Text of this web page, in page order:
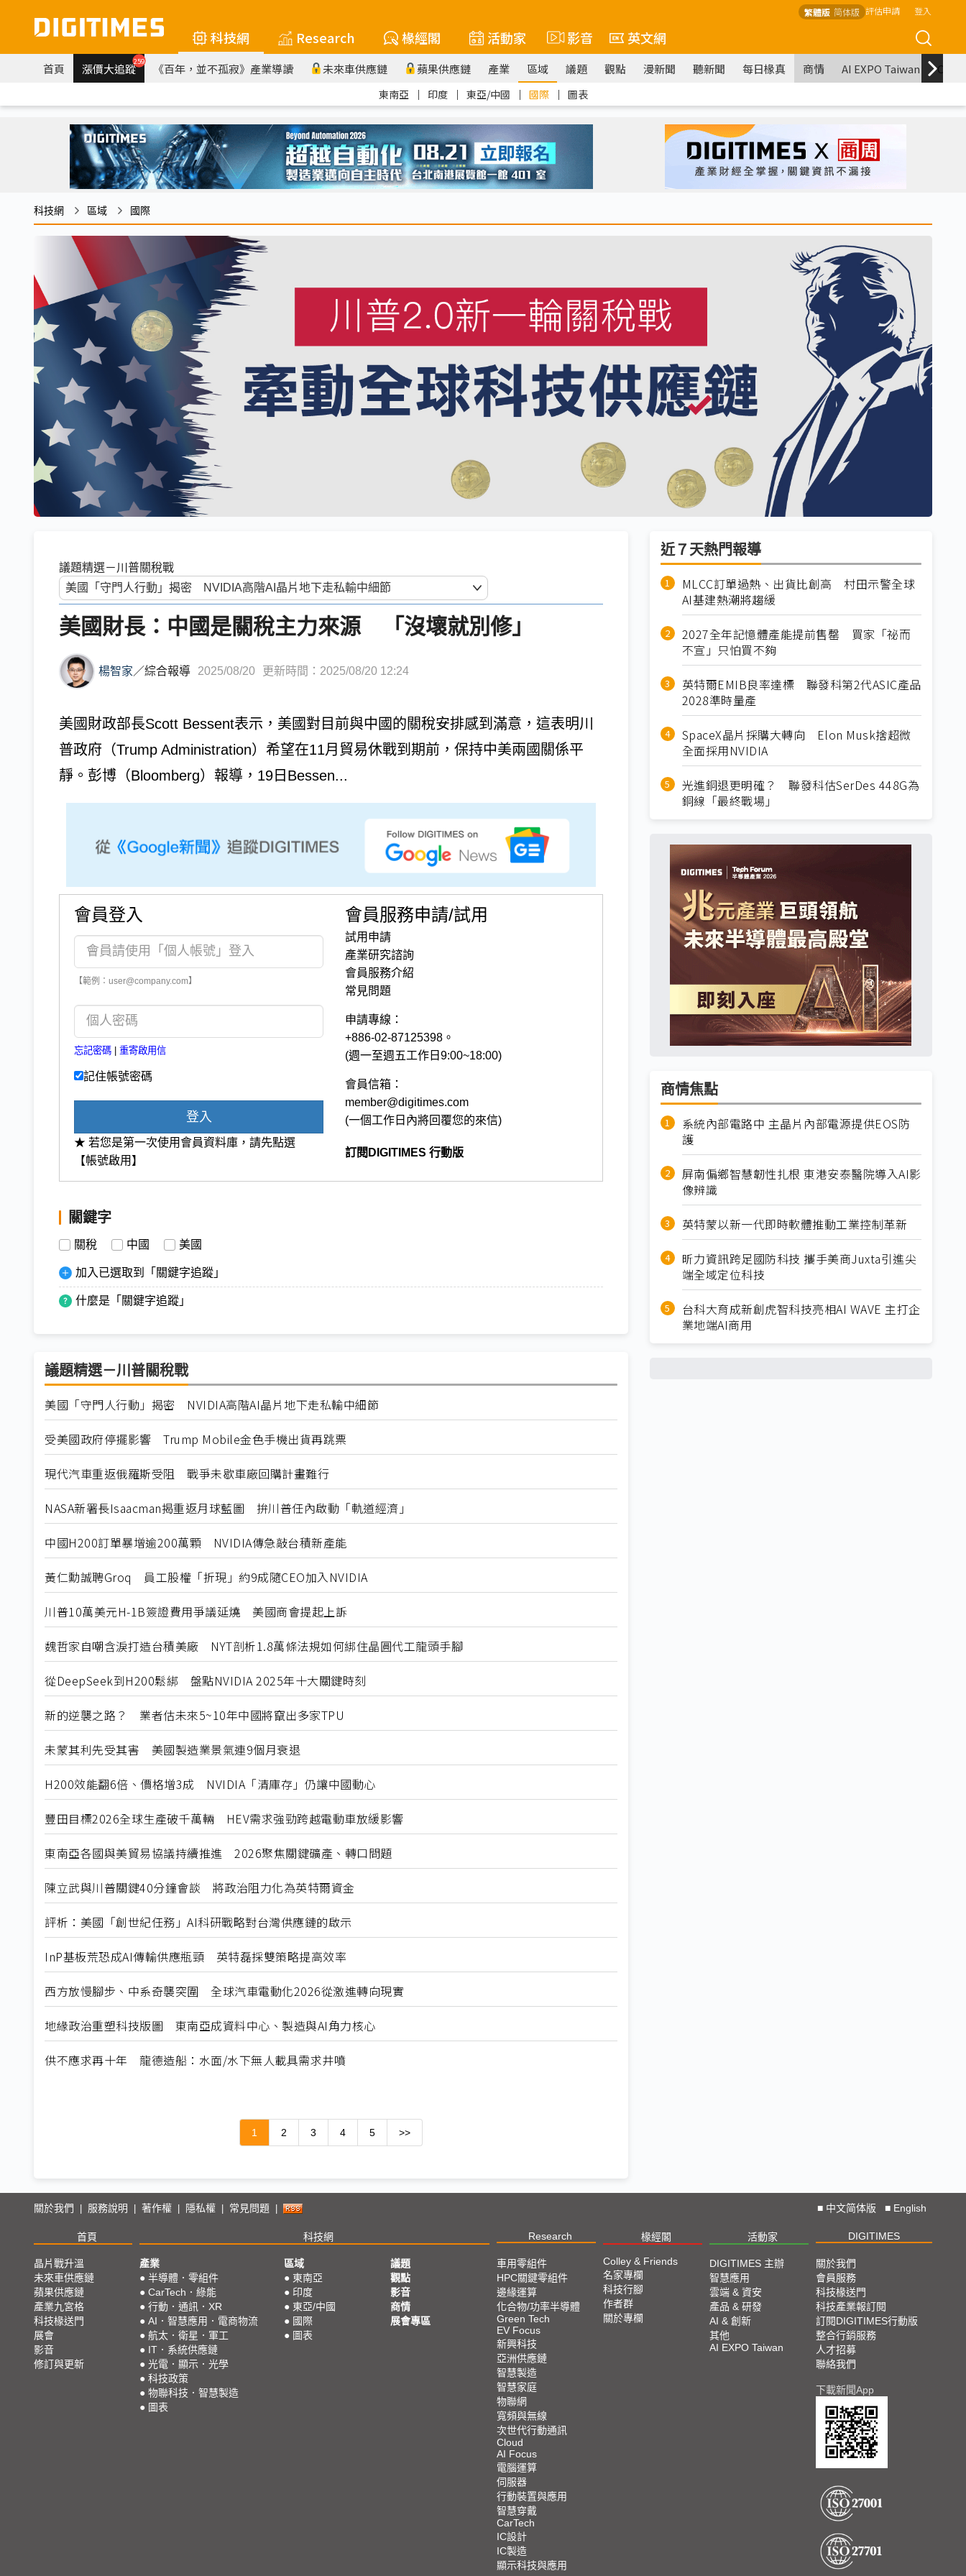
繁體版 简体版 評估申請 登入
科技網 Research 椽經閣 活動家 影音 英文網
首頁 漲價大追蹤259 《百年，並不孤寂》產業導讀 未來車供應鏈 蘋果供應鏈 產業 區域 議題 觀點 漫新聞 聽新聞 每日椽真 商情 AI EXPO Taiwan
東南亞 ｜ 印度 ｜ 東亞/中國 ｜ 國際 ｜ 圖表
科技網 區域 國際
議題精選－川普關稅戰
美國財長：中國是關稅主力來源 「沒壞就別修」
楊智家 ／綜合報導 2025/08/20 更新時間：2025/08/20 12:24
美國財政部長Scott Bessent表示，美國對目前與中國的關稅安排感到滿意，這表明川
普政府（Trump Administration）希望在11月貿易休戰到期前，保持中美兩國關係平
靜。彭博（Bloomberg）報導，19日Bessen...
會員登入
【範例：user@company.com】
忘記密碼 | 重寄啟用信
記住帳號密碼
登入
★ 若您是第一次使用會員資料庫，請先點選
【帳號啟用】
會員服務申請/試用
試用申請
產業研究諮詢
會員服務介紹
常見問題
申請專線：
+886-02-87125398。
(週一至週五工作日9:00~18:00)
會員信箱：
member@digitimes.com
(一個工作日內將回覆您的來信)
訂閱DIGITIMES 行動版
關鍵字
關稅 中國 美國
加入已選取到「關鍵字追蹤」
什麼是「關鍵字追蹤」
議題精選－川普關稅戰
美國「守門人行動」揭密 NVIDIA高階AI晶片地下走私輸中細節
受美國政府停擺影響 Trump Mobile金色手機出貨再跳票
現代汽車重返俄羅斯受阻 戰爭未歇車廠回購計畫難行
NASA新署長Isaacman揭重返月球藍圖 拚川普任內啟動「軌道經濟」
中國H200訂單暴增逾200萬顆 NVIDIA傳急敲台積新產能
黃仁勳誠聘Groq 員工股權「折現」約9成隨CEO加入NVIDIA
川普10萬美元H-1B簽證費用爭議延燒 美國商會提起上訴
魏哲家自嘲含淚打造台積美廠 NYT剖析1.8萬條法規如何綁住晶圓代工龍頭手腳
從DeepSeek到H200鬆綁 盤點NVIDIA 2025年十大關鍵時刻
新的逆襲之路？ 業者估未來5~10年中國將竄出多家TPU
未蒙其利先受其害 美國製造業景氣連9個月衰退
H200效能翻6倍、價格增3成 NVIDIA「清庫存」仍讓中國動心
豐田目標2026全球生產破千萬輛 HEV需求強勁跨越電動車放緩影響
東南亞各國與美貿易協議持續推進 2026聚焦關鍵礦產、轉口問題
陳立武與川普關鍵40分鐘會談 將政治阻力化為英特爾資金
評析：美國「創世紀任務」AI科研戰略對台灣供應鏈的啟示
InP基板荒恐成AI傳輸供應瓶頸 英特磊採雙策略提高效率
西方放慢腳步、中系奇襲突圍 全球汽車電動化2026從激進轉向現實
地緣政治重塑科技版圖 東南亞成資料中心、製造與AI角力核心
供不應求再十年 龍德造船：水面/水下無人載具需求井噴
1 2 3 4 5 >>
近７天熱門報導
MLCC訂單過熱、出貨比創高 村田示警全球
AI基建熱潮將趨緩
2027全年記憶體產能提前售罄 買家「祕而
不宣」只怕買不夠
英特爾EMIB良率達標 聯發科第2代ASIC產品
2028準時量產
SpaceX晶片採購大轉向 Elon Musk捨超微
全面採用NVIDIA
光進銅退更明確？ 聯發科估SerDes 448G為
銅線「最終戰場」
商情焦點
系統內部電路中 主晶片內部電源提供EOS防
護
屏南偏鄉智慧韌性扎根 東港安泰醫院導入AI影
像辨識
英特蒙以新一代即時軟體推動工業控制革新
昕力資訊跨足國防科技 攜手美商Juxta引進尖
端全域定位科技
台科大育成新創虎智科技亮相AI WAVE 主打企
業地端AI商用
關於我們 | 服務說明 | 著作權 | 隱私權 | 常見問題 | ■ 中文简体版 ■ English
首頁 科技網 Research 椽經閣 活動家 DIGITIMES
晶片戰升溫
未來車供應鏈
蘋果供應鏈
產業九宮格
科技椽送門
展會
影音
修訂與更新
產業
● 半導體．零組件
● CarTech．綠能
● 行動．通訊．XR
● AI．智慧應用．電商物流
● 航太．衛星．軍工
● IT．系統供應鏈
● 光電．顯示．光學
● 科技政策
● 物聯科技．智慧製造
● 圖表
區域
● 東南亞
● 印度
● 東亞/中國
● 國際
● 圖表
議題
觀點
影音
商情
展會專區
車用零組件
HPC關鍵零組件
邊緣運算
化合物/功率半導體
Green Tech
EV Focus
新興科技
亞洲供應鏈
智慧製造
智慧家庭
物聯網
寬頻與無線
次世代行動通訊
Cloud
AI Focus
電腦運算
伺服器
行動裝置與應用
智慧穿戴
CarTech
IC設計
IC製造
顯示科技與應用
Colley & Friends
名家專欄
科技行腳
作者群
關於專欄
DIGITIMES 主辦
智慧應用
雲端 & 資安
產品 & 研發
AI & 創新
其他
AI EXPO Taiwan
關於我們
會員服務
科技椽送門
科技產業報訂閱
訂閱DIGITIMES行動版
整合行銷服務
人才招募
聯絡我們
下載新聞App